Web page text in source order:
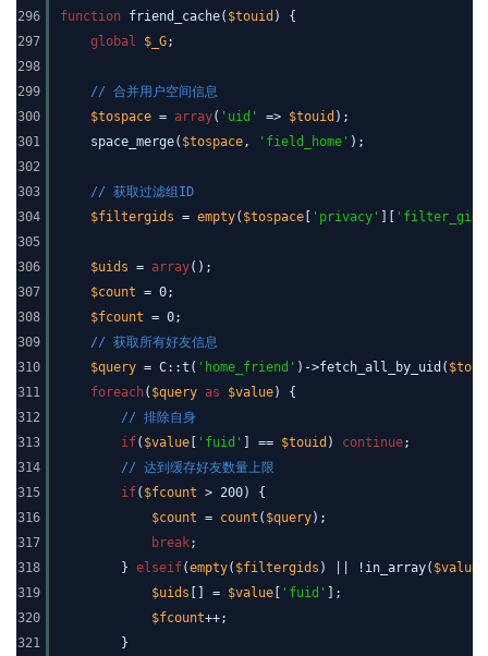
296
297
298
299
300
301
302
303
304
305
306
307
308
309
310
311
312
313
314
315
316
317
318
319
320
321
function friend_cache( $touid ) {
global
$_G;
// 合并用户空间信息
$tospace = array( 'uid' => $touid );
space_merge( $tospace, 'field_home' );
// 获取过滤组ID
$filtergids = empty( $tospace 'privacy' 'filter_gid'
$uids = array();
$count = 0;
$fcount = 0;
// 获取所有好友信息
$query = C::t( 'home_friend' )->fetch_all_by_uid(
foreach( $query as $value) {
// 排除自身
if( $value 'fuid' ] == $touid ) continue;
// 达到缓存好友数量上限
if( $fcount > 200) {
$count = count ( $query);
break;
} elseif(empty( $filtergids ) || !in_array( $value
$uids [] = $value 'fuid'
];
$fcount++;
}